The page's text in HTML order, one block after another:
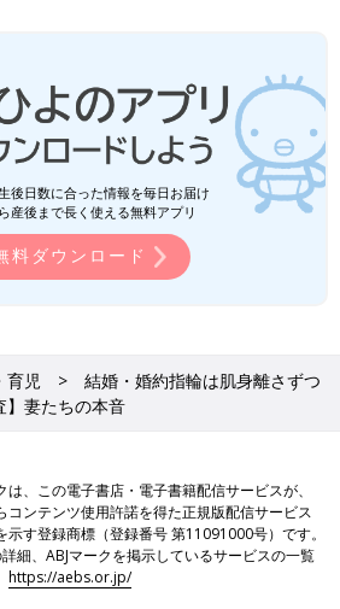
後日数に合った情報を毎日お届け
産後まで長く使える無料アプリ
料ダウンロード
育児
結婚・婚約指輪は肌身離さずつ
】妻たちの本音
は、この電子書店・電子書籍配信サービスが、
コンテンツ使用許諾を得た正規版配信サービス
示す登録商標（登録番号 第11091000号）です。
細、ABJマークを掲示しているサービスの一覧
https://aebs.or.jp/